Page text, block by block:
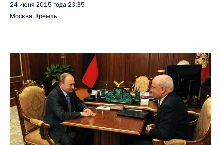
24 июня 2015 года23:35
Москва, Кремль